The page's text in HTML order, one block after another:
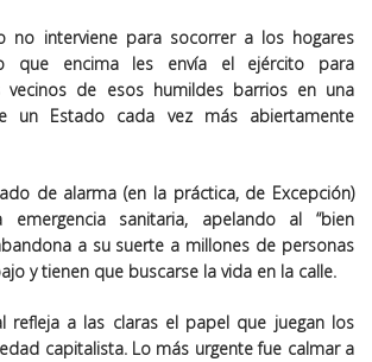
no interviene para socorrer a los hogares
que encima les envía el ejército para
vecinos de esos humildes barrios en una
un Estado cada vez más abiertamente
de alarma (en la práctica, de Excepción)
emergencia sanitaria, apelando al “bien
a su suerte a millones de personas
y tienen que buscarse la vida en la calle.
refleja a las claras el papel que juegan los
capitalista. Lo más urgente fue calmar a